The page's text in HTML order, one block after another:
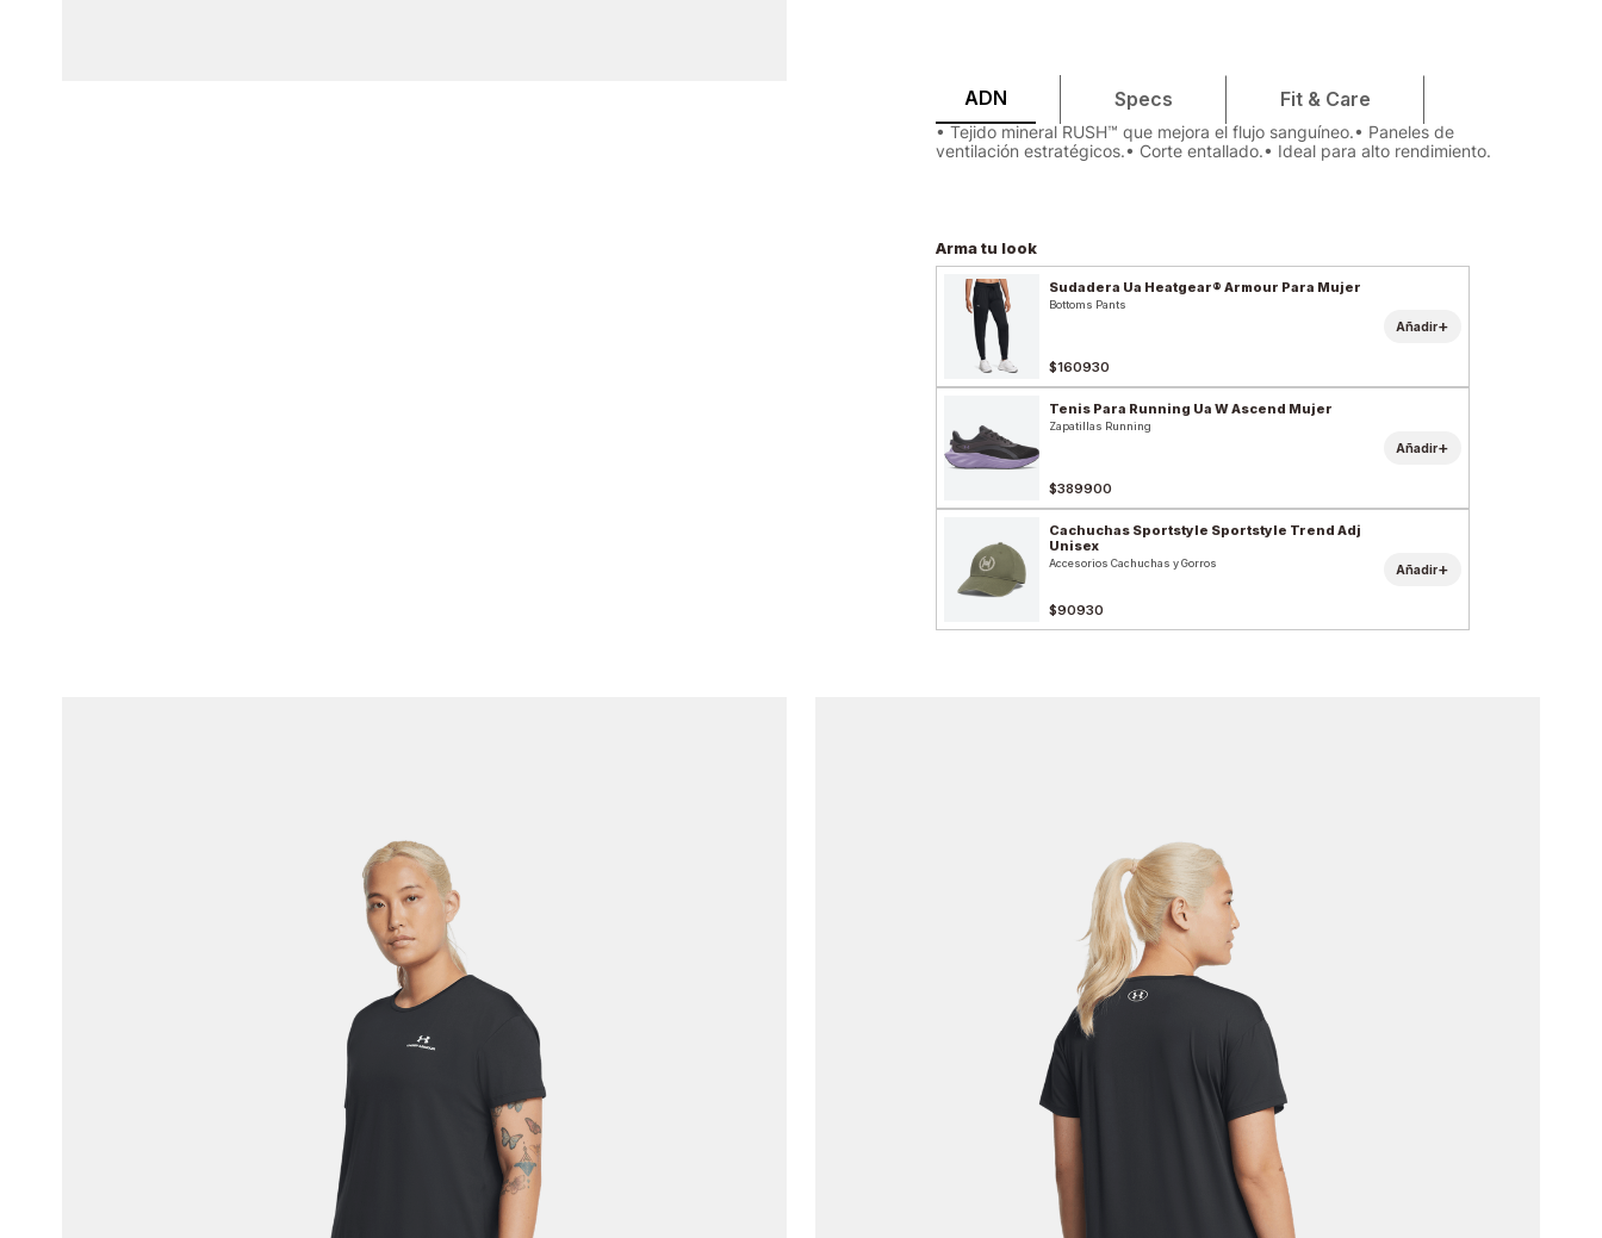
ADN Specs Fit & Care
• Tejido mineral RUSH™ que mejora el flujo sanguíneo.• Paneles de
ventilación estratégicos.• Corte entallado.• Ideal para alto rendimiento.
Arma tu look
Sudadera Ua Heatgear® Armour Para Mujer
Bottoms Pants
$160930
Añadir+
Tenis Para Running Ua W Ascend Mujer
Zapatillas Running
$389900
Añadir+
Cachuchas Sportstyle Sportstyle Trend Adj
Unisex
Accesorios Cachuchas y Gorros
$90930
Añadir+